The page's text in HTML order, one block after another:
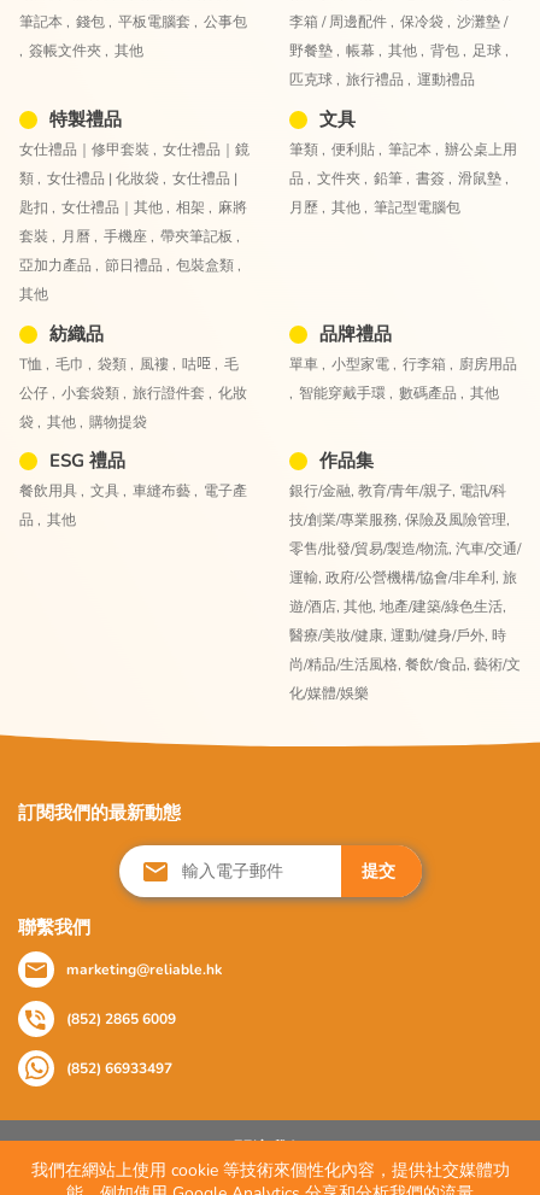
筆記本 , 錢包 , 平板電腦套 , 公事包
, 簽帳文件夾 , 其他
李箱 / 周邊配件 , 保冷袋 , 沙灘墊 /
野餐墊 , 帳幕 , 其他 , 背包 , 足球 ,
匹克球 , 旅行禮品 , 運動禮品
特製禮品
女仕禮品｜修甲套裝 , 女仕禮品｜鏡
類 , 女仕禮品 | 化妝袋 , 女仕禮品 |
匙扣 , 女仕禮品｜其他 , 相架 , 麻將
套裝 , 月曆 , 手機座 , 帶夾筆記板 ,
亞加力產品 , 節日禮品 , 包裝盒類 ,
其他
文具
筆類 , 便利貼 , 筆記本 , 辦公桌上用
品 , 文件夾 , 鉛筆 , 書簽 , 滑鼠墊 ,
月歷 , 其他 , 筆記型電腦包
紡織品
T恤 , 毛巾 , 袋類 , 風褸 , 咕𠱸 , 毛
公仔 , 小套袋類 , 旅行證件套 , 化妝
袋 , 其他 , 購物提袋
品牌禮品
單車 , 小型家電 , 行李箱 , 廚房用品
, 智能穿戴手環 , 數碼產品 , 其他
ESG 禮品
餐飲用具 , 文具 , 車縫布藝 , 電子產
品 , 其他
作品集
銀行/金融, 教育/青年/親子, 電訊/科
技/創業/專業服務, 保險及風險管理,
零售/批發/貿易/製造/物流, 汽車/交通/
運輸, 政府/公營機構/協會/非牟利, 旅
遊/酒店, 其他, 地產/建築/綠色生活,
醫療/美妝/健康, 運動/健身/戶外, 時
尚/精品/生活風格, 餐飲/食品, 藝術/文
化/媒體/娛樂
訂閱我們的最新動態
提交
聯繫我們
marketing@reliable.hk
(852) 2865 6009
(852) 66933497
關注我們
我們在網站上使用 cookie 等技術來個性化內容，提供社交媒體功